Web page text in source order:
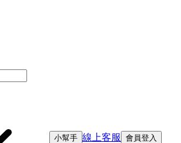
小幫手 線上客服 會員登入